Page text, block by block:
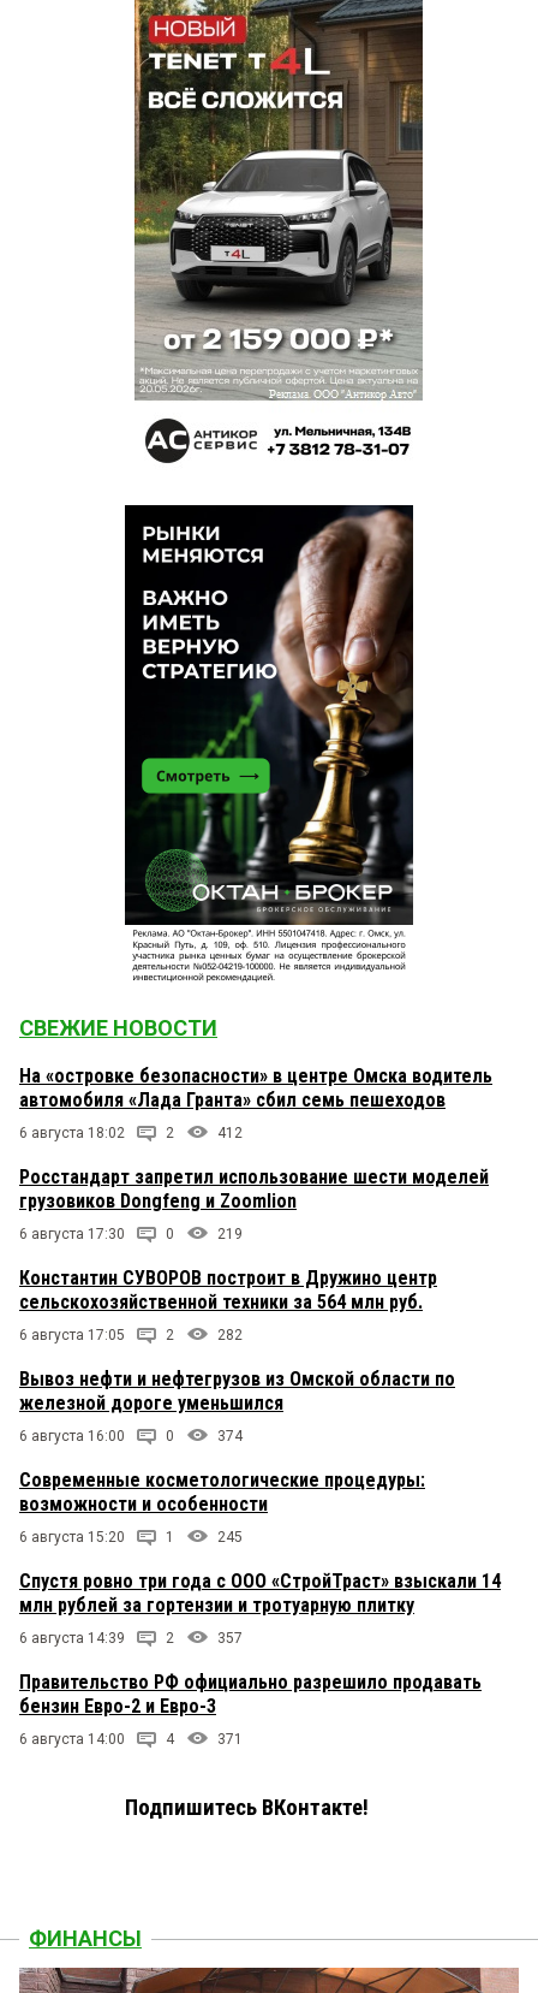
СВЕЖИЕ НОВОСТИ
На «островке безопасности» в центре Омска водитель
автомобиля «Лада Гранта» сбил семь пешеходов
6 августа 18:02 2 412
Росстандарт запретил использование шести моделей
грузовиков Dongfeng и Zoomlion
6 августа 17:30 0 219
Константин СУВОРОВ построит в Дружино центр
сельскохозяйственной техники за 564 млн руб.
6 августа 17:05 2 282
Вывоз нефти и нефтегрузов из Омской области по
железной дороге уменьшился
6 августа 16:00 0 374
Современные косметологические процедуры:
возможности и особенности
6 августа 15:20 1 245
Спустя ровно три года с ООО «СтройТраст» взыскали 14
млн рублей за гортензии и тротуарную плитку
6 августа 14:39 2 357
Правительство РФ официально разрешило продавать
бензин Евро-2 и Евро-3
6 августа 14:00 4 371
Подпишитесь ВКонтакте!
ФИНАНСЫ